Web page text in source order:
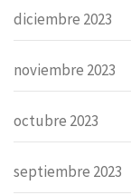
diciembre 2023
noviembre 2023
octubre 2023
septiembre 2023